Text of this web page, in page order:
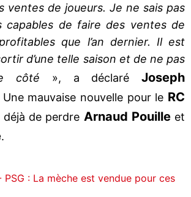
ventes de joueurs. Je ne sais pas
capables de faire des ventes de
que l’an dernier. Il est
d’une telle saison et de ne pas
côté », a déclaréJoseph
Une mauvaise nouvelle pour le RC
de perdre Arnaud Pouilleet
.
: La mèche est vendue pour ces